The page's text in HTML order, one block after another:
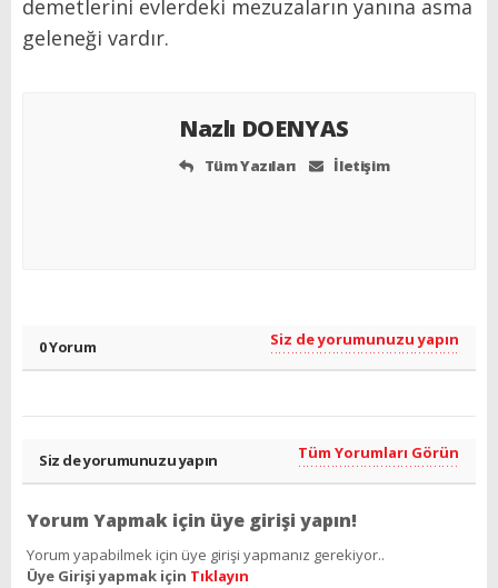
demetlerini evlerdeki mezuzaların yanına asma
geleneği vardır.
Nazlı DOENYAS
Tüm Yazıları İletişim
0 Yorum Siz de yorumunuzu yapın
Siz de yorumunuzu yapın Tüm Yorumları Görün
Yorum Yapmak için üye girişi yapın!
Yorum yapabilmek için üye girişi yapmanız gerekiyor..
Üye Girişi yapmak için Tıklayın